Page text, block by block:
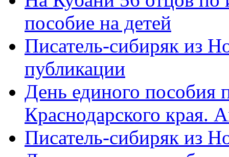
пособие на детей
Писатель-сибиряк из
публикации
День единого пособия
Краснодарского края.
Писатель-сибиряк из